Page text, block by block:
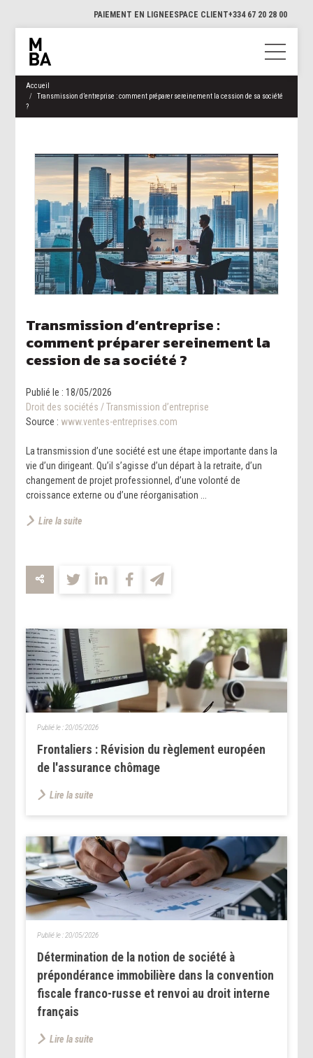
PAIEMENT EN LIGNEESPACE CLIENT+334 67 20 28 00
Accueil
Transmission d’entreprise : comment préparer sereinement la cession de sa société
?
Transmission d’entreprise :
comment préparer sereinement la
cession de sa société ?
Publié le :18/05/2026
Droit des sociétés /Transmission d’entreprise
Source : www.ventes-entreprises.com
La transmission d’une société est une étape importante dans la
vie d’un dirigeant. Qu’il s’agisse d’un départ à la retraite, d’un
changement de projet professionnel, d’une volonté de
croissance externe ou d’une réorganisation ...
Lire la suite
Frontaliers : Révision du règlement européen
de l'assurance chômage
Publié le : 20/05/2026
Lire la suite
Détermination de la notion de société à
prépondérance immobilière dans la convention
fiscale franco-russe et renvoi au droit interne
français
Publié le : 20/05/2026
Lire la suite